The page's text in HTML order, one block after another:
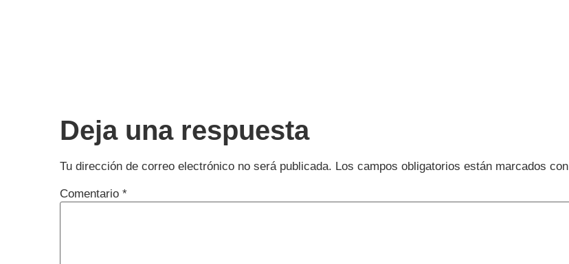
Deja una respuesta
Tu dirección de correo electrónico no será publicada. Los campos obligatorios están marcados con
Comentario *